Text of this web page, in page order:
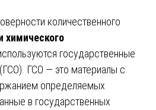
количественного
химического
государственные
ГСО — это материалы с
определяемых
в государственных